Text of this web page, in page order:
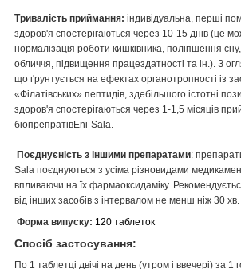
Тривалість приймання: індивідуальна, перші
здоров'я спостерігаються через 10-15 днів (це
нормалізація роботи кишківника, поліпшення
обличчя, підвищення працездатності та ін.). З
що ґрунтується на ефектах органотропності із
«Філатівських» пептидів, здебільшого істотні
здоров'я спостерігаються через 1-1,5 місяців
біопрепратівEni-Sala.
Поєднуєність з іншими препаратами:
Sala поєднуються з усіма різновидами
впливаючи на їх фармаоксидаміку.
від інших засобів з інтервалом не менш ніж 30 хв.
Форма випуску: 120 таблеток
Спосіб застосування:
По 1 таблетці двічі на день (утром і ввечері) за 1